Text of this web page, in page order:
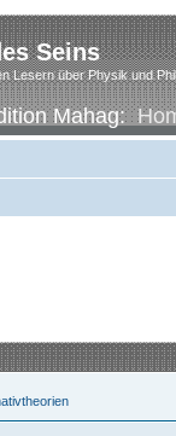
Seins
Lesern über Physik und
Mahag: